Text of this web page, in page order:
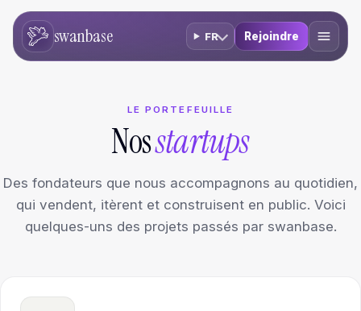
swanbase FR Rejoindre
LE PORTEFEUILLE
Nosstartups
Des fondateurs que nous accompagnons au quotidien,
qui vendent, itèrent et construisent en public. Voici
quelques-uns des projets passés par swanbase.